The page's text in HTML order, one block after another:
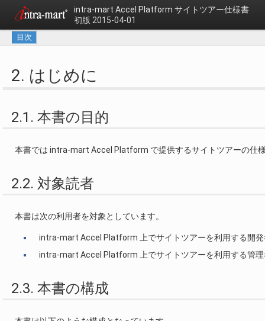
intra-mart Accel Platform サイトツアー仕様書
初版 2015-04-01
目次
2. はじめに
2.1. 本書の目的
本書では intra-mart Accel Platform で提供するサイトツアーの仕
2.2. 対象読者
本書は次の利用者を対象としています。
intra-mart Accel Platform 上でサイトツアーを利用する開発
intra-mart Accel Platform 上でサイトツアーを利用する管理
2.3. 本書の構成